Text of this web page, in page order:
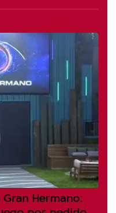
Hermano: